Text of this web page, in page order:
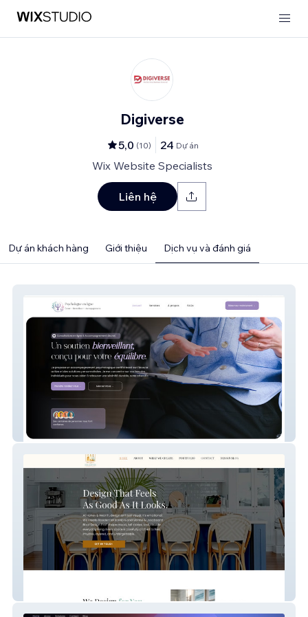
Digiverse
5,0 (10) 24 Dự án
Wix Website Specialists
Liên hệ
Dự án khách hàng Giới thiệu Dịch vụ và đánh giá
My Site 55